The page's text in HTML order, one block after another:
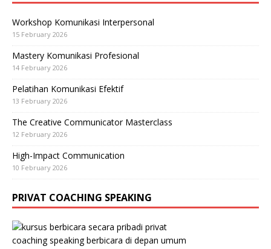
Workshop Komunikasi Interpersonal
15 February 2026
Mastery Komunikasi Profesional
14 February 2026
Pelatihan Komunikasi Efektif
13 February 2026
The Creative Communicator Masterclass
12 February 2026
High-Impact Communication
10 February 2026
PRIVAT COACHING SPEAKING